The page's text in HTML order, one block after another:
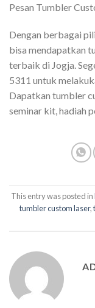
Pesan Tumbler
Dengan berbagai
bisa mendapatkan
terbaik di Jogja.
5311 untuk
Dapatkan tumbler
seminar kit, hadiah
This entry was posted in
tumbler custom laser,